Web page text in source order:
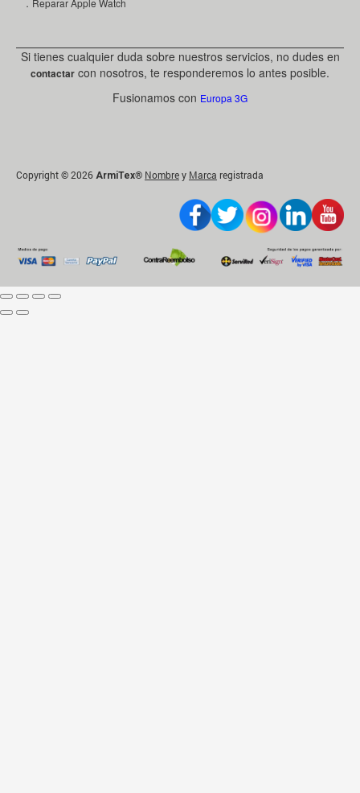
．Reparar Apple Watch
Si tienes cualquier duda sobre nuestros servicios, no dudes en
contactar con nosotros, te responderemos lo antes posible.
Fusionamos con Europa 3G
Copyright © 2026 ArmiTex® Nombrey Marca registrada